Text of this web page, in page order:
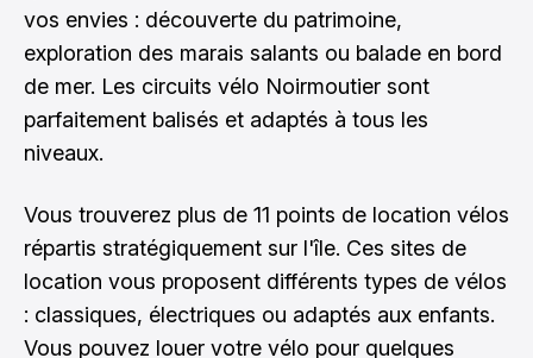
vos envies : découverte du patrimoine,
exploration des marais salants ou balade en bord
de mer. Les circuits vélo Noirmoutier sont
parfaitement balisés et adaptés à tous les
niveaux.
Vous trouverez plus de 11 points de location vélos
répartis stratégiquement sur l'île. Ces sites de
location vous proposent différents types de vélos
: classiques, électriques ou adaptés aux enfants.
Vous pouvez louer votre vélo pour quelques